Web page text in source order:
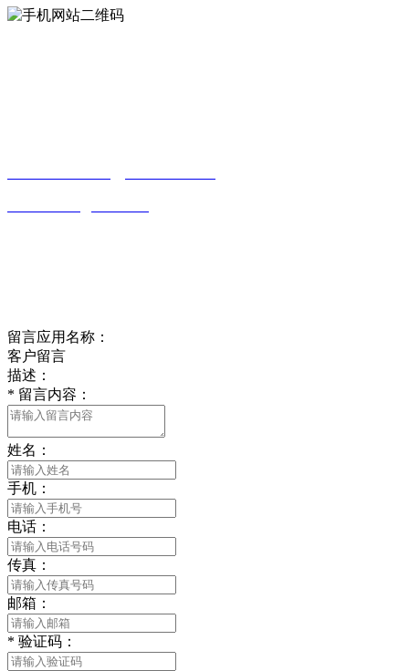
留言应用名称：
客户留言
描述：
* 留言内容：
姓名：
手机：
电话：
传真：
邮箱：
* 验证码：